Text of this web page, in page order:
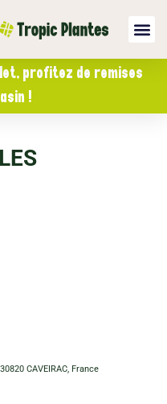
profitez de remises
!
CAVEIRAC, France